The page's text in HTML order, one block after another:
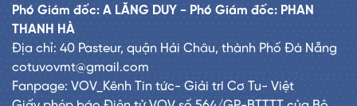
Phó Giám đốc: A LĂNG DUY - Phó Giám đốc: PHAN
THANH HÀ
Địa chỉ: 40 Pasteur, quận Hải Châu, thành Phố Đà Nẵng
cotuvovmt@gmail.com
Fanpage: VOV_Kênh Tin tức- Giải trí Cơ Tu- Việt